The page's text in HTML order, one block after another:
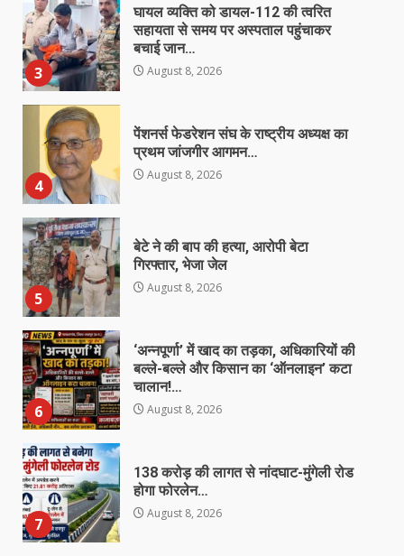
3
घायल व्यक्ति को डायल-112 की त्वरित
सहायता से समय पर अस्पताल पहुंचाकर
बचाई जान…
August 8, 2026
4
पेंशनर्स फेडरेशन संघ के राष्ट्रीय अध्यक्ष का
प्रथम जांजगीर आगमन…
August 8, 2026
5
बेटे ने की बाप की हत्या, आरोपी बेटा
गिरफ्तार, भेजा जेल
August 8, 2026
6
‘अन्नपूर्णा’ में खाद का तड़का, अधिकारियों की
बल्ले-बल्ले और किसान का ‘ऑनलाइन’ कटा
चालान!…
August 8, 2026
7
138 करोड़ की लागत से नांदघाट-मुंगेली रोड
होगा फोरलेन…
August 8, 2026